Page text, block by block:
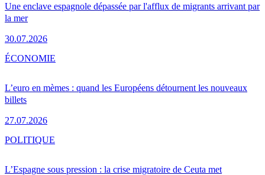
Une enclave espagnole dépassée par l'afflux de migrants arrivant par
la mer
30.07.2026
L’euro en mèmes : quand les Européens détournent les nouveaux
billets
27.07.2026
ÉCONOMIE
L’Espagne sous pression : la crise migratoire de Ceuta met
POLITIQUE